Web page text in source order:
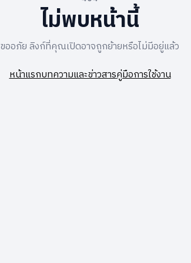
ไม่พบหน้านี้
ขออภัย ลิงก์ที่คุณเปิดอาจถูกย้ายหรือไม่มีอยู่แล้ว
หน้าแรกบทความและข่าวสารคู่มือการใช้งาน